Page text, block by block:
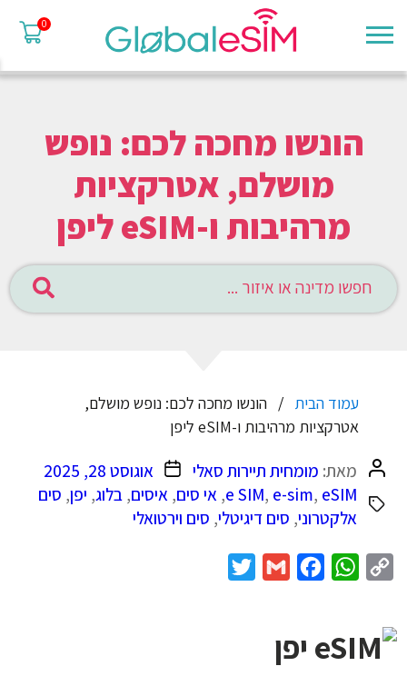
0
הונשו מחכה לכם: נופש
מושלם, אטרקציות
מרהיבות ו-eSIM ליפן
עמוד הבית
הונשו מחכה לכם: נופש מושלם,
אטרקציות מרהיבות ו-eSIM ליפן
המחבר
הפוסט
מאת: מומחית תיירות סאלי תאריך
פוסט
אוגוסט 28, 2025
e SIM, e-sim, eSIM
, אי סים, איסים,בלוג, יפן, סים
אלקטרוני, סים דיגיטלי, סים וירטואלי
Copy
WhatsApp
Facebook
Gmail